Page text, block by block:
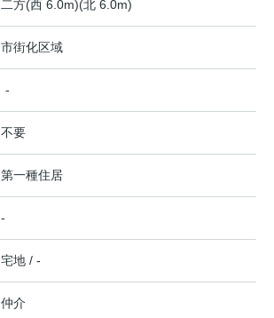
二方(西 6.0m)(北 6.0m)
市街化区域
-
不要
第一種住居
-
宅地 / -
仲介